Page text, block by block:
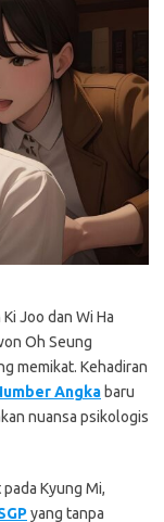
Joo dan Wi Ha
Oh Seung
memikat. Kehadiran
Angka baru
nuansa psikologis
Kyung Mi,
yang tanpa